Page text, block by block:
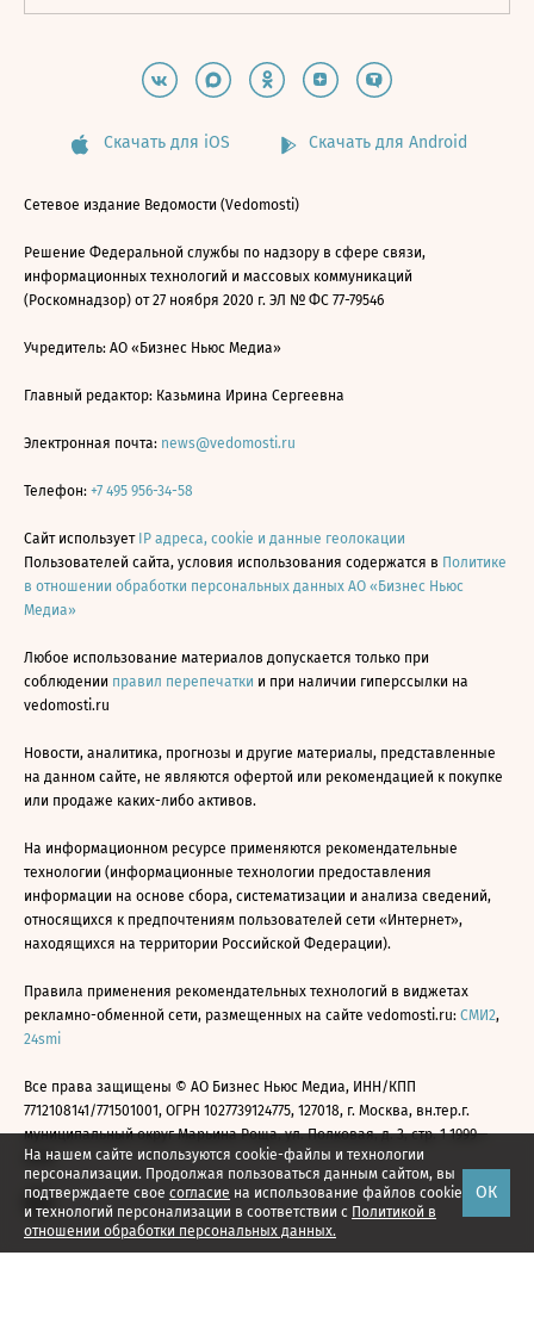
На нашем сайте используются cookie-файлы и технологии
персонализации. Продолжая пользоваться данным сайтом, вы
подтверждаете свое согласие на использование файлов cookie
и технологий персонализации в соответствии с Политикой в
отношении обработки персональных данных.
ОК
Скачать для iOS Скачать для Android
Сетевое издание Ведомости (Vedomosti)
Решение Федеральной службы по надзору в сфере связи,
информационных технологий и массовых коммуникаций
(Роскомнадзор) от 27 ноября 2020 г. ЭЛ № ФС 77-79546
Учредитель: АО «Бизнес Ньюс Медиа»
Главный редактор: Казьмина Ирина Сергеевна
Электронная почта: news@vedomosti.ru
Телефон: +7 495 956-34-58
Сайт использует IP адреса, cookie и данные геолокации
Пользователей сайта, условия использования содержатся в Политике
в отношении обработки персональных данных АО «Бизнес Ньюс
Медиа»
Любое использование материалов допускается только при
соблюдении правил перепечатки и при наличии гиперссылки на
vedomosti.ru
Новости, аналитика, прогнозы и другие материалы, представленные
на данном сайте, не являются офертой или рекомендацией к покупке
или продаже каких-либо активов.
На информационном ресурсе применяются рекомендательные
технологии (информационные технологии предоставления
информации на основе сбора, систематизации и анализа сведений,
относящихся к предпочтениям пользователей сети «Интернет»,
находящихся на территории Российской Федерации).
Правила применения рекомендательных технологий в виджетах
рекламно-обменной сети, размещенных на сайте vedomosti.ru: СМИ2,
24smi
Все права защищены © АО Бизнес Ньюс Медиа, ИНН/КПП
7712108141/771501001, ОГРН 1027739124775, 127018, г. Москва, вн.тер.г.
муниципальный округ Марьина Роща, ул. Полковая, д. 3, стр. 1 1999—
2026